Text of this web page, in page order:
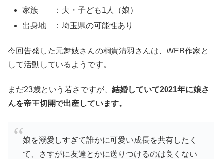
家族 ：夫・子ども1人（娘）
出身地 ：埼玉県の可能性あり
今回告発した元舞妓さんの桐貴清羽さんは、WEB作家と
して活動しているようです。
まだ23歳という若さですが、 結婚していて2021年に娘さ
んを帝王切開で出産しています。
娘を溺愛しすぎて誰かに可愛い成長を共有したく
て、さすがに友達とかに送りつけるのは良くない